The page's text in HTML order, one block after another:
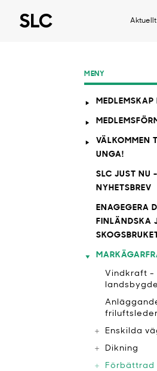
Aktuellt
MENY
MEDLEMSKAP
VÄLKOMMEN
UNGA!
SLC JUST NU -
NYHETSBREV
ENAGEGERA
FINLÄNDSKA
Vindkraft -
friluftsleder
Enskilda
Dikning
Förbättrad